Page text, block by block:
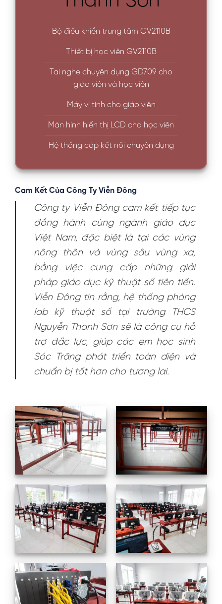
Bộ điều khiển trung tâm GV2110B
Thiết bị học viên GV2110B
Tai nghe chuyên dụng GD709 cho
giáo viên và học viên
Máy vi tính cho giáo viên
Màn hình hiển thị LCD cho học viên
Hệ thống cáp kết nối chuyên dụng
Cam Kết Của Công Ty Viễn Đông
Công ty Viễn Đông cam kết tiếp tục
đồng hành cùng ngành giáo dục
Việt Nam, đặc biệt là tại các vùng
nông thôn và vùng sâu vùng xa,
bằng việc cung cấp những giải
pháp giáo dục kỹ thuật số tiên tiến.
Viễn Đông tin rằng, hệ thống phòng
lab kỹ thuật số tại trường THCS
Nguyễn Thanh Sơn sẽ là công cụ hỗ
trợ đắc lực, giúp các em học sinh
Sóc Trăng phát triển toàn diện và
chuẩn bị tốt hơn cho tương lai.